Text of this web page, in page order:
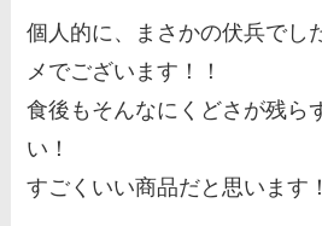
個人的に、まさかの伏兵でし
メでございます！！
食後もそんなにくどさが残ら
い！
すごくいい商品だと思います！